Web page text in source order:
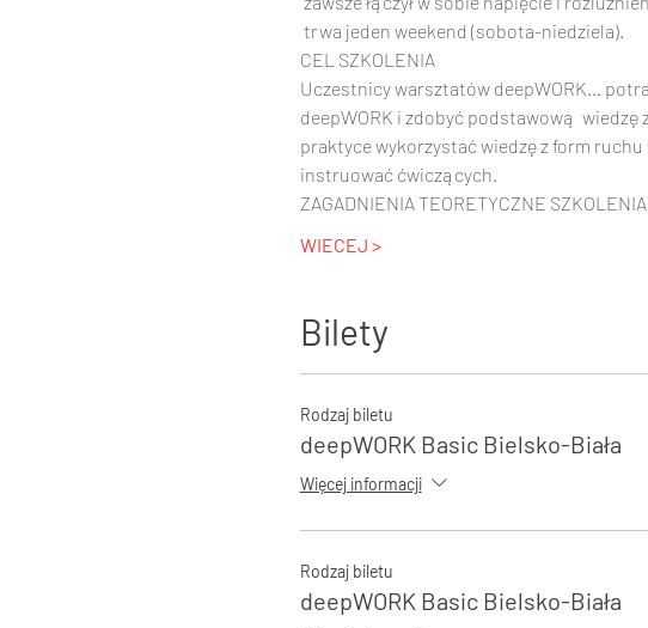
trwa jeden weekend (sobota-niedziela).
CEL SZKOLENIA
Uczestnicy warsztatów deepWORK…
deepWORK i zdobyć podstawową
praktyce wykorzystać wiedzę z form
instruować ćwiczących.
ZAGADNIENIA TEORETYCZNE SZKOLENIA
WIECEJ >
Bilety
Rodzaj biletu
deepWORK Basic Bielsko-Biała
Więcej informacji
Rodzaj biletu
deepWORK Basic Bielsko-Biała